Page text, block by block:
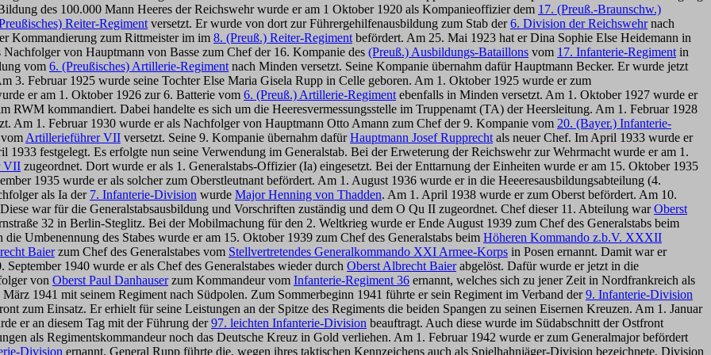
des 100.000 Mann Heeres der Reichswehr wurde er am 1 Oktober 1920 als Kompanieoffizier dem 17. (Preuß.-Braunschw.)
Reiter-Regiment versetzt. Er wurde von dort zur Führergehilfenausbildung zum Stab der6. Division der Reichswehrnach
Kommandierung zum Rittmeister im im 8. (Preuß.) Reiter-Regiment befördert. Am 25. Mai 1923 hat er Dina Sophie Else Heidemann in
von Hauptmann von Basse zum Chef der 16. Kompanie des (Preuß.) Ausbildungs-Bataillons vom 17. Infanterie-Regiment in
vom 6. (Preußisches) Artillerie-Regiment nach Minden versetzt. Seine Kompanie übernahm dafür Hauptmann Becker. Er wurde jetzt
3. Februar 1925 wurde seine Tochter Else Maria Gisela Rupp in Celle geboren. Am 1. Oktober 1925 wurde er zum
er am 1. Oktober 1926 zur 6. Batterie vom 6. (Preuß.) Artillerie-Regiment ebenfalls in Minden versetzt. Am 1. Oktober 1927 wurde er
RWM kommandiert. Dabei handelte es sich um die Heeresvermessungsstelle im Truppenamt (TA) der Heersleitung. Am 1. Februar 1928
Am 1. Februar 1930 wurde er als Nachfolger von Hauptmann Otto Amann zum Chef der 9. Kompanie vom 20. (Bayer.) Infanterie-
Artillerieführer VII versetzt. Seine 9. Kompanie übernahm dafürHauptmann Josef Rupprecht als neuer Chef. Im April 1933 wurde er
festgelegt. Es erfolgte nun seine Verwendung im Generalstab. Bei der Erweterung der Reichswehr zur Wehrmacht wurde er am 1.
VII zugeordnet. Dort wurde er als 1. Generalstabs-Offizier (Ia) eingesetzt. Bei der Enttarnung der Einheiten wurde er am 15. Oktober 1935
1935 wurde er als solcher zum Oberstleutnant befördert. Am 1. August 1936 wurde er in die Heeeresausbildungsabteilung (4.
als Ia der 7. Infanterie-Division wurde Major Henning von Thadden. Am 1. April 1938 wurde er zum Oberst befördert. Am 10.
war für die Generalstabsausbildung und Vorschriften zuständig und dem O Qu II zugeordnet. Chef dieser 11. Abteilung warOberst
32 in Berlin-Steglitz. Bei der Mobilmachung für den 2. Weltkrieg wurde er Ende August 1939 zum Chef des Generalstabs beim
Umbenennung des Stabes wurde er am 15. Oktober 1939 zum Chef des Generalstabs beim Höheren Kommando z.b.V. XXXII
Baierzum Chef des Generalstabes vom Stellvertretendes Generalkommando XXI Armee-Korps in Posen ernannt. Damit war er
September 1940 wurde er als Chef des Generalstabes wieder durch Oberst Albrecht Baierabgelöst. Dafür wurde er jetzt in die
von Oberst Paul Danhauserzum Kommandeur vom Infanterie-Regiment 36 ernannt, welches sich zu jener Zeit in Nordfrankreich als
1941 mit seinem Regiment nach Südpolen. Zum Sommerbeginn 1941 führte er sein Regiment im Verband der9. Infanterie-Division
zum Einsatz. Er erhielt für seine Leistungen an der Spitze des Regiments die beiden Spangen zu seinen Eisernen Kreuzen. Am 1. Januar
er an diesem Tag mit der Führung der97. leichten Infanterie-Division beauftragt. Auch diese wurde im Südabschnitt der Ostfront
als Regimentskommandeur noch das Deutsche Kreuz in Gold verliehen. Am 1. Februar 1942 wurde er zum Generalmajor befördert
Division ernannt. General Rupp führte die, wegen ihres taktischen Kennzeichens auch als Spielhahnjäger-Division bezeichnete, Division